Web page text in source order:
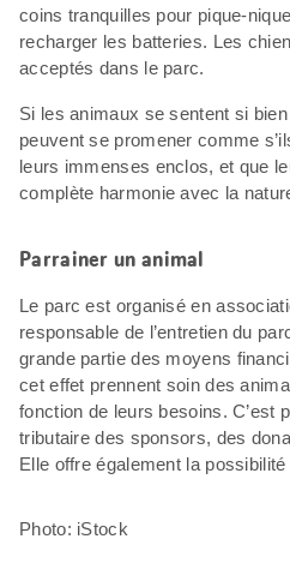
coins tranquilles pour pique-
recharger les batteries. Les
acceptés dans le parc.
Si les animaux se sentent si
peuvent se promener comme
leurs immenses enclos, et que
complète harmonie avec la
Parrainer un animal
Le parc est organisé en
responsable de l’entretien du
grande partie des moyens
cet effet prennent soin des
fonction de leurs besoins. C’est
tributaire des sponsors, des
Elle offre également la
Photo: iStock